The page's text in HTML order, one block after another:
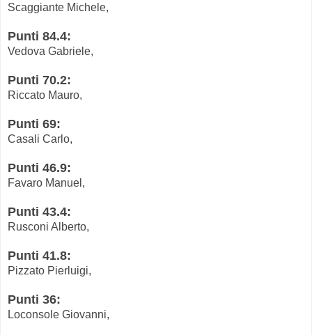
Scaggiante Michele,
Punti 84.4:
Vedova Gabriele,
Punti 70.2:
Riccato Mauro,
Punti 69:
Casali Carlo,
Punti 46.9:
Favaro Manuel,
Punti 43.4:
Rusconi Alberto,
Punti 41.8:
Pizzato Pierluigi,
Punti 36:
Loconsole Giovanni,